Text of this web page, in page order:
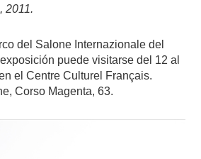
2011.
del Salone Internazionale del
puede visitarse del 12 al
el Centre Culturel Français.
Corso Magenta, 63.